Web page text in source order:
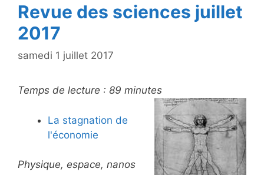
Revue des sciences juillet
2017
samedi 1 juillet 2017
Temps de lecture : 89 minutes
La stagnation de
l'économie
Physique, espace, nanos